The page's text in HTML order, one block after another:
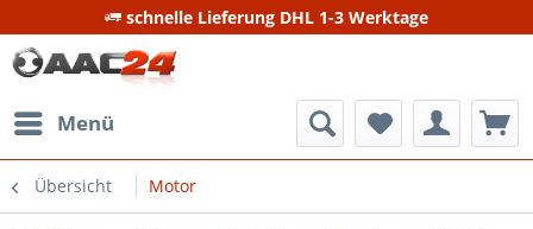
schnelle Lieferung DHL 1-3 Werktage
Menü
Übersicht Motor